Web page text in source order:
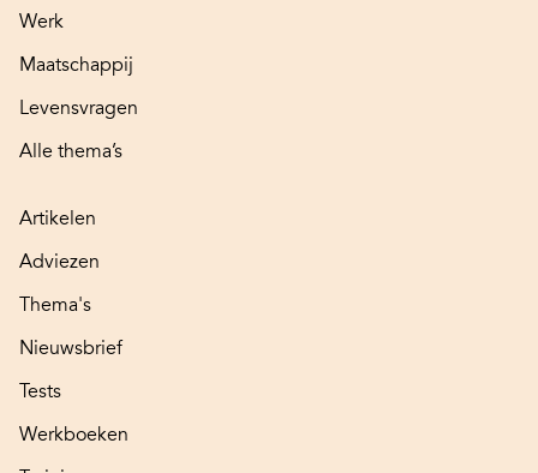
Werk
Maatschappij
Levensvragen
Alle thema’s
Artikelen
Adviezen
Thema's
Nieuwsbrief
Tests
Werkboeken